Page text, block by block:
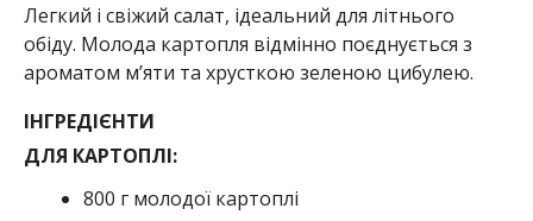
Легкий і свіжий салат, ідеальний для літнього
обіду. Молода картопля відмінно поєднується з
ароматом м’яти та хрусткою зеленою цибулею.
ІНГРЕДІЄНТИ
ДЛЯ КАРТОПЛІ:
800 г молодої картоплі